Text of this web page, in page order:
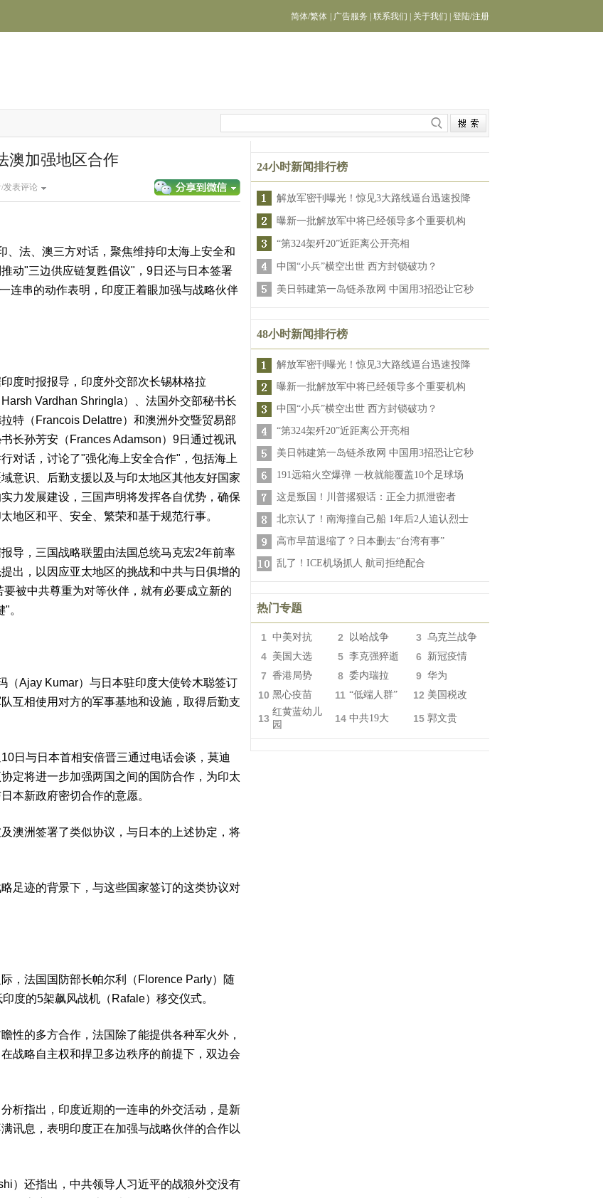
简体/繁体 广告服务 联系我们 关于我们 登陆/注册
澳加强地区合作
发表评论
、法、澳三方对话，聚焦维持印太海上安全和
动"三边供应链复甦倡议"，9日还与日本签署
连串的动作表明，印度正着眼加强与战略伙伴
度时报报导，印度外交部次长锡林格拉
Harsh Vardhan Shringla）、法国外交部秘书长
特（Francois Delattre）和澳洲外交暨贸易部
长孙芳安（Frances Adamson）9日通过视讯
对话，讨论了"强化海上安全合作"，包括海上
意识、后勤支援以及与印太地区其他友好国家
实力发展建设，三国声明将发挥各自优势，确保
地区和平、安全、繁荣和基于规范行事。
导，三国战略联盟由法国总统马克宏2年前率
提出，以因应亚太地区的挑战和中共与日俱增的
被中共尊重为对等伙伴，就有必要成立新的
。
（Ajay Kumar）与日本驻印度大使铃木聪签订
互相使用对方的军事基地和设施，取得后勤支
日与日本首相安倍晋三通过电话会谈，莫迪
定将进一步加强两国之间的国防合作，为印太
本新政府密切合作的意愿。
澳洲签署了类似协议，与日本的上述协定，将
足迹的背景下，与这些国家签订的这类协议对
，法国国防部长帕尔利（Florence Parly）随
度的5架飙风战机（Rafale）移交仪式。
性的多方合作，法国除了能提供各种军火外，
战略自主权和捍卫多边秩序的前提下，双边会
析指出，印度近期的一连串的外交活动，是新
讯息，表明印度正在加强与战略伙伴的合作以
）还指出，中共领导人习近平的战狼外交没有
24小时新闻排行榜
解放军密刊曝光！惊见3大路线逼台迅速投降
曝新一批解放军中将已经领导多个重要机构
“第324架歼20”近距离公开亮相
中国“小兵”横空出世 西方封锁破功？
美日韩建第一岛链杀敌网 中国用3招恐让它秒
48小时新闻排行榜
解放军密刊曝光！惊见3大路线逼台迅速投降
曝新一批解放军中将已经领导多个重要机构
中国“小兵”横空出世 西方封锁破功？
“第324架歼20”近距离公开亮相
美日韩建第一岛链杀敌网 中国用3招恐让它秒
191远箱火空爆弹 一枚就能覆盖10个足球场
这是叛国！川普撂狠话：正全力抓泄密者
北京认了！南海撞自己船 1年后2人追认烈士
高市早苗退缩了？日本删去“台湾有事”
乱了！ICE机场抓人 航司拒绝配合
热门专题
1 中美对抗 2 以哈战争 3 乌克兰战争
4 美国大选 5 李克强猝逝 6 新冠疫情
7 香港局势 8 委内瑞拉 9 华为
10 黑心疫苗 11 “低端人群” 12 美国税改
13
红黄蓝幼儿
园
14 中共19大 15 郭文贵